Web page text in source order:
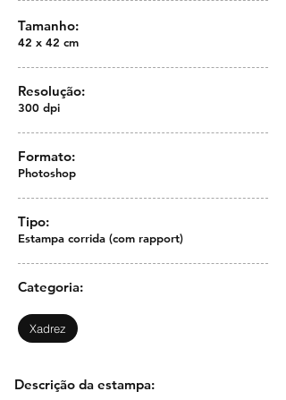
Tamanho:
42 x 42 cm
Resolução:
300 dpi
Formato:
Photoshop
Tipo:
Estampa corrida (com rapport)
Categoria:
Xadrez
Descrição da estampa: